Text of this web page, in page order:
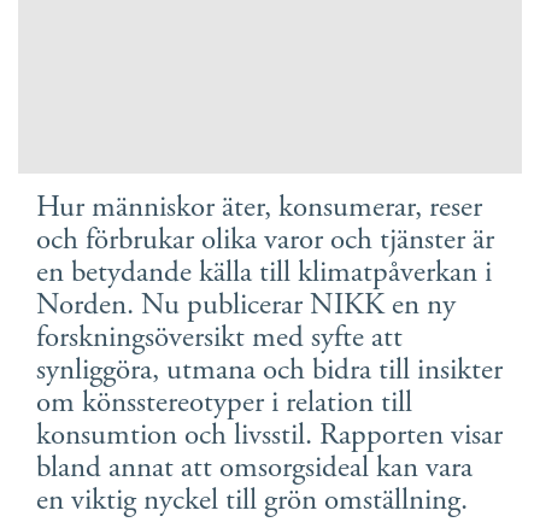
Hur människor äter, konsumerar, reser
och förbrukar olika varor och tjänster är
en betydande källa till klimatpåverkan i
Norden. Nu publicerar NIKK en ny
forskningsöversikt med syfte att
synliggöra, utmana och bidra till insikter
om könsstereotyper i relation till
konsumtion och livsstil. Rapporten visar
bland annat att omsorgsideal kan vara
en viktig nyckel till grön omställning.